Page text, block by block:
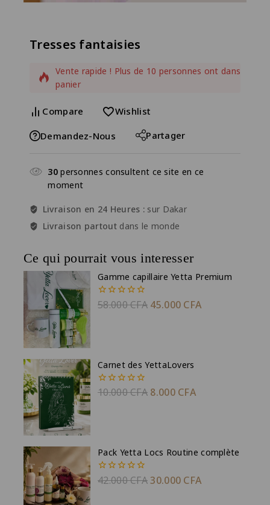
Ce qui pourrait vous interesser
Gamme capillaire Yetta Premium
0
58.000CFA 45.000 CFA
Carnet des YettaLovers
0
10.000CFA 8.000 CFA
Pack Yetta Locs Routine complète
0
42.000CFA30.000 CFA
Tresses fantaisies
2 produits vendus au cours des dernières 11 heures
Vente rapide ! Plus de 10 personnes ont dans leur
panier
Compare Wishlist
Demandez-Nous Partager
30personnes consultent ce site en ce
moment
Livraison en 24 Heures : sur Dakar
Livraison partout dans le monde